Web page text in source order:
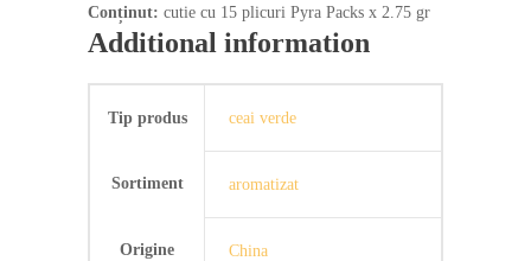
Conținut: cutie cu 15 plicuri Pyra Packs x 2.75 gr
Additional information
Tip produs ceai verde
Sortiment aromatizat
Origine China